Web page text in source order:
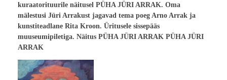
kuraatorituurile näitusel PÜHA JÜRI ARRAK. Oma
mälestusi Jüri Arrakust jagavad tema poeg Arno Arrak ja
kunstiteadlane Rita Kroon. Üritusele sissepääs
muuseumipiletiga. Näitus PÜHA JÜRI ARRAK PÜHA JÜRI
ARRAK